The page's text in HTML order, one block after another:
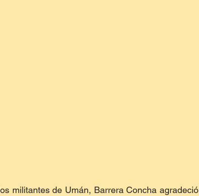
militantes de Umán, Barrera Concha agradeció